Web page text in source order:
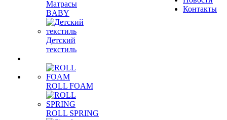
Матрасы
BABY
Детский
текстиль
ROLL FOAM
ROLL SPRING
Контакты